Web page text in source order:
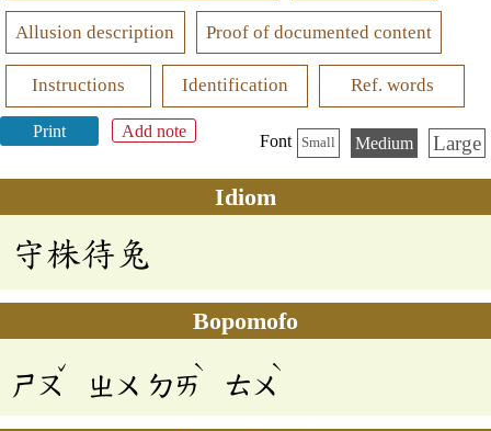
Allusion description Proof of documented content
Instructions Identification Ref. words
Print Add note
Font Small Medium Large
Idiom
守株待兔
Bopomofo
ㄕㄡ
ˇ
ㄓㄨ ㄉㄞ
ˋ
ㄊㄨ
ˋ